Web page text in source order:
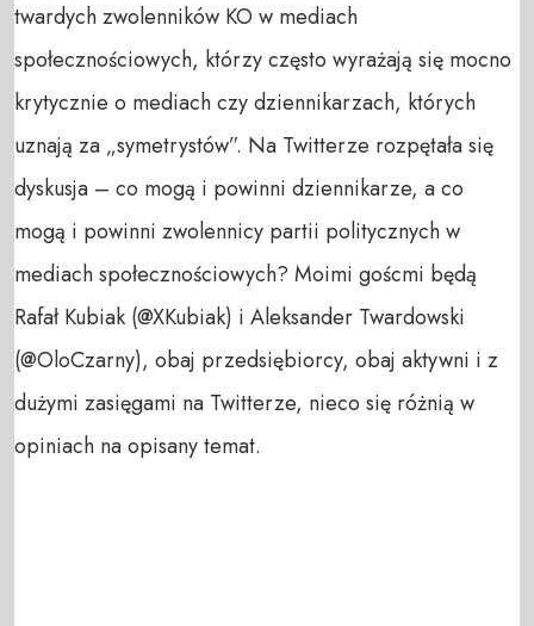
twardych zwolenników KO w mediach
społecznościowych, którzy często wyrażają się mocno
krytycznie o mediach czy dziennikarzach, których
uznają za „symetrystów”. Na Twitterze rozpętała się
dyskusja – co mogą i powinni dziennikarze, a co
mogą i powinni zwolennicy partii politycznych w
mediach społecznościowych? Moimi goścmi będą
Rafał Kubiak (@XKubiak) i Aleksander Twardowski
(@OloCzarny), obaj przedsiębiorcy, obaj aktywni i z
dużymi zasięgami na Twitterze, nieco się różnią w
opiniach na opisany temat.